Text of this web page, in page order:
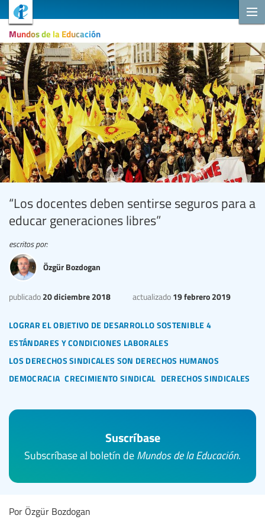
Mundos de la Educación
“Los docentes deben sentirse seguros para a
educar generaciones libres”
lograr el objetivo de desarrollo sostenible 4
estándares y condiciones laborales
los derechos sindicales son derechos humanos
democracia crecimiento sindical derechos sindicales
publicado 20 diciembre 2018 actualizado 19 febrero 2019
escritos por:
Özgür Bozdogan
Suscríbase
Subscríbase al boletín de Mundos de la Educación.
Por Özgür Bozdogan